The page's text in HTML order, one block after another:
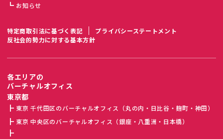
お知らせ
特定商取引法に基づく表記
プライバシーステートメント
反社会的勢力に対する基本方針
各エリアの
バーチャルオフィス
東京都
東京 千代田区のバーチャルオフィス（丸の内・日比谷・麹町・神田）
東京 中央区のバーチャルオフィス（銀座・八重洲・日本橋）